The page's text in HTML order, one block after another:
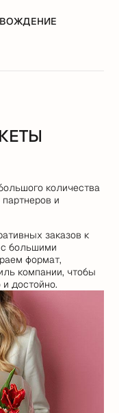
количества
и
заказов к
с большими
формат,
компании, чтобы
достойно.